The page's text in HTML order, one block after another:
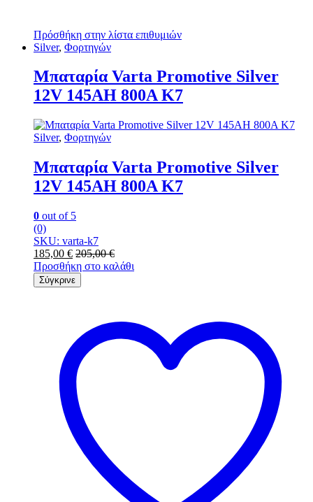
Πρόσθήκη στην λίστα επιθυμιών
Silver, Φορτηγών
Μπαταρία Varta Promotive Silver
12V 145AH 800Α Κ7
Silver, Φορτηγών
Μπαταρία Varta Promotive Silver
12V 145AH 800Α Κ7
0 out of 5
(0)
SKU: varta-k7
185,00 € 205,00€
Προσθήκη στο καλάθι
Σύγκρινε